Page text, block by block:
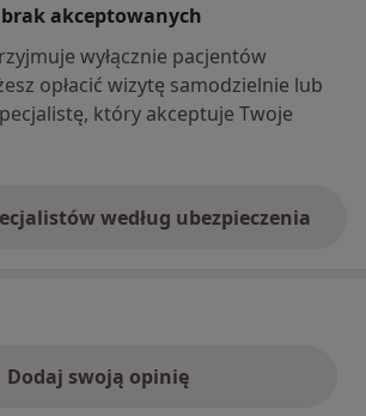
brak akceptowanych
wyłącznie pacjentów
opłacić wizytę samodzielnie lub
który akceptuje Twoje
według ubezpieczenia
Dodaj swoją opinię